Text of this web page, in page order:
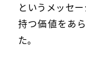
というメッセ
持つ価値をあ
た。